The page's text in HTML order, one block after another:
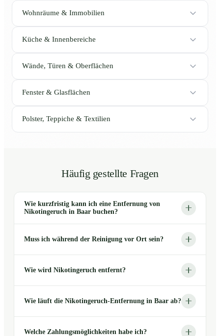
Wohnräume & Immobilien
Küche & Innenbereiche
Wände, Türen & Oberflächen
Fenster & Glasflächen
Polster, Teppiche & Textilien
Häufig gestellte Fragen
Wie kurzfristig kann ich eine Entfernung von
Nikotingeruch in Baar buchen?
Muss ich während der Reinigung vor Ort sein?
Wie wird Nikotingeruch entfernt?
Wie läuft die Nikotingeruch-Entfernung in Baar ab?
Welche Zahlungsmöglichkeiten habe ich?